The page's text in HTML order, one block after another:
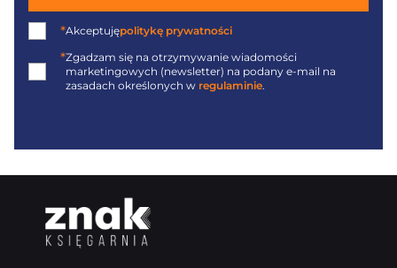
*Akceptujępolitykę prywatności
*Zgadzam się na otrzymywanie wiadomości
marketingowych (newsletter) na podany e-mail na
zasadach określonych w regulaminie.